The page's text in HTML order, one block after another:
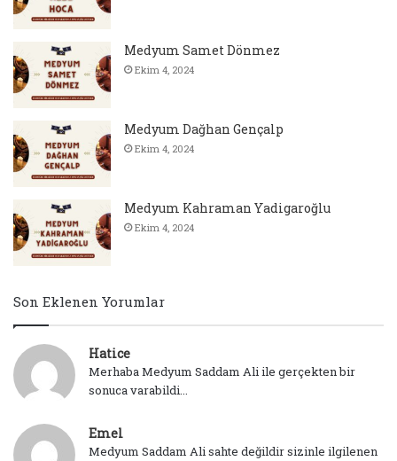
Medyum Samet Dönmez
Ekim 4, 2024
Medyum Dağhan Gençalp
Ekim 4, 2024
Medyum Kahraman Yadigaroğlu
Ekim 4, 2024
Son Eklenen Yorumlar
Hatice
Merhaba Medyum Saddam Ali ile gerçekten bir
sonuca varabildi...
Emel
Medyum Saddam Ali sahte değildir sizinle ilgilenen